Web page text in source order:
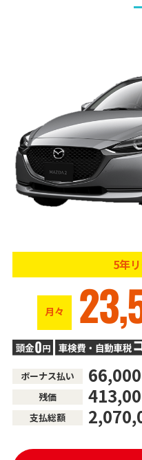
5年
月々
ボーナス払い 66,000
残価
支払総額